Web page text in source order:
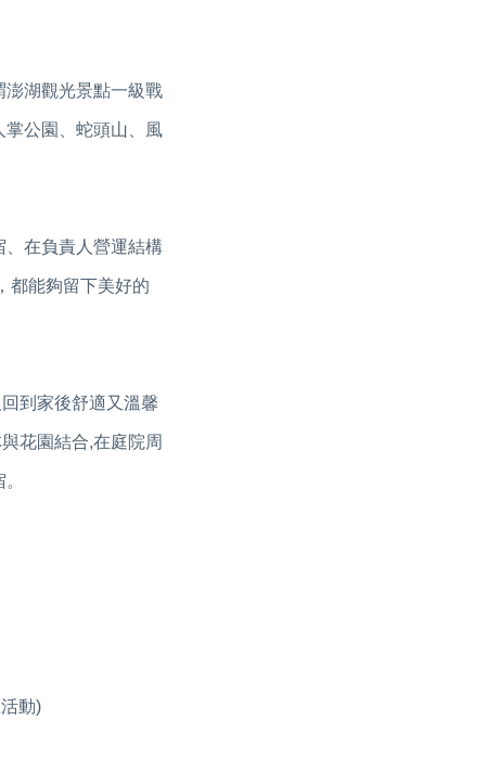
澎湖觀光景點一級戰
掌公園、蛇頭山、風
、在負責人營運結構
都能夠留下美好的
到家後舒適又溫馨
花園結合,在庭院周
動)